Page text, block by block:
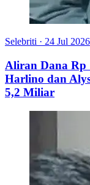
Selebriti · 24 Jul 2026
Aliran Dana Rp
Harlino dan
5,2 Miliar